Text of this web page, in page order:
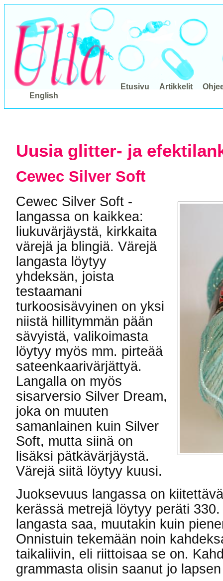
Etusivu Artikkelit
English
Uusia glitter- ja
Cewec Silver Soft
Cewec Silver Soft -
langassa on kaikkea:
liukuvärjäystä, kirkkaita
värejä ja blingiä. Värejä
langasta löytyy
yhdeksän, joista
testaamani
turkoosisävyinen on yksi
niistä hillitymmän pään
sävyistä, valikoimasta
löytyy myös mm. pirteää
sateenkaarivärjättyä.
Langalla on myös
sisarversio Silver Dream,
joka on muuten
samanlainen kuin Silver
Soft, mutta siinä on
lisäksi pätkävärjäystä.
Värejä siitä löytyy kuusi.
Juoksevuus langassa on
kerässä metrejä löytyy peräti
langasta saa, muutakin kuin
Onnistuin tekemään noin
taikaliivin, eli riittoisaa se on.
grammasta olisin saanut jo